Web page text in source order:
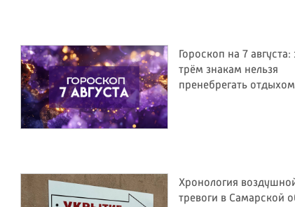
Гороскоп на 7 августа:
трём знакам нельзя
пренебрегать отдыхом
Хронология
тревоги в Самарской